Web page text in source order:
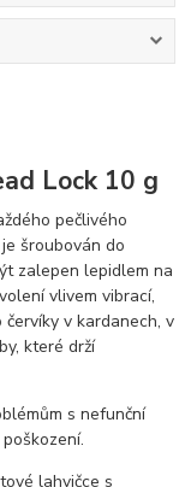
Lock 10 g
pečlivého
šroubován do
zalepen lepidlem na
vlivem vibrací,
v kardanech, v
které drží
s nefunční
lahvičce s